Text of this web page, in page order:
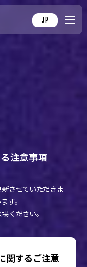
JP
注意事項
させていただきま
す。
ください。
関するご注意